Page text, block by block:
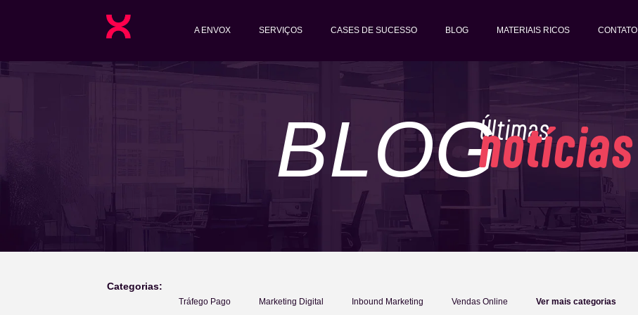
A ENVOX SERVIÇOS CASES DE SUCESSO BLOG MATERIAIS RICOS CONTATO
BLOGÚltimas
notícias
Categorias:
Tráfego Pago Marketing Digital Inbound Marketing Vendas Online Ver mais categorias